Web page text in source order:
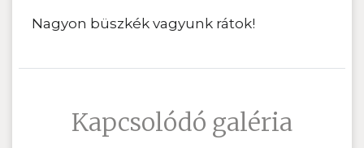
Nagyon büszkék vagyunk rátok!
Kapcsolódó galéria